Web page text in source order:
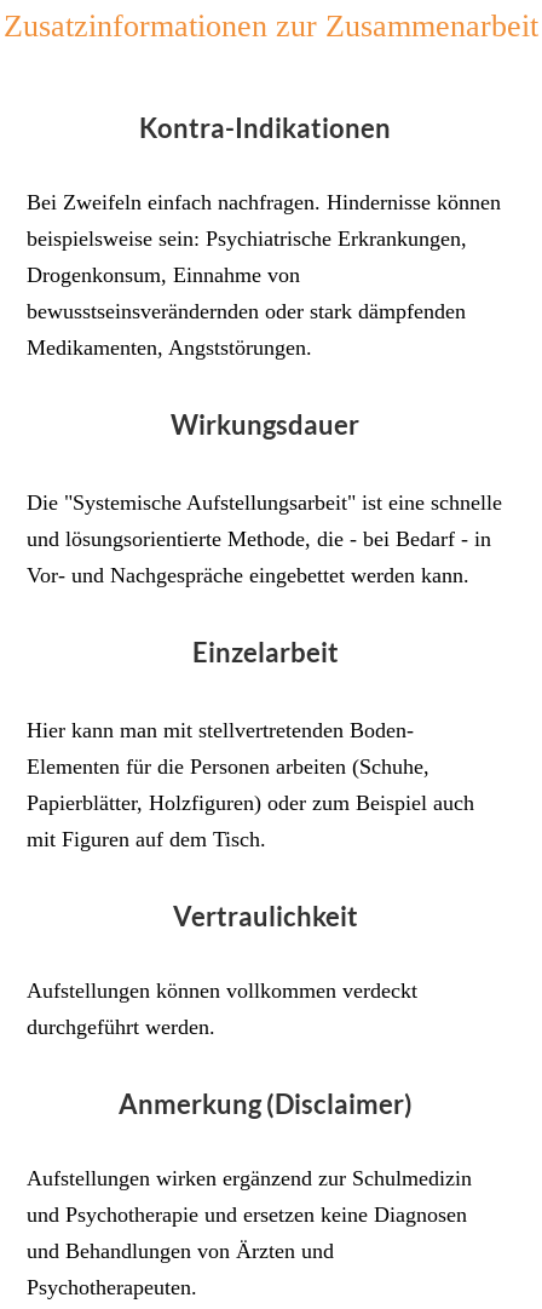
Zusatzinformationen zur Zusammenarbeit
Kontra-Indikationen
Bei Zweifeln einfach nachfragen. Hindernisse können
beispielsweise sein: Psychiatrische Erkrankungen,
Drogenkonsum, Einnahme von
bewusstseinsverändernden oder stark dämpfenden
Medikamenten, Angststörungen.
Wirkungsdauer
Die "Systemische Aufstellungsarbeit" ist eine schnelle
und lösungsorientierte Methode, die - bei Bedarf - in
Vor- und Nachgespräche eingebettet werden kann.
Einzelarbeit
Hier kann man mit stellvertretenden Boden-
Elementen für die Personen arbeiten (Schuhe,
Papierblätter, Holzfiguren) oder zum Beispiel auch
mit Figuren auf dem Tisch.
Vertraulichkeit
Aufstellungen können vollkommen verdeckt
durchgeführt werden.
Anmerkung (Disclaimer)
Aufstellungen wirken ergänzend zur Schulmedizin
und Psychotherapie und ersetzen keine Diagnosen
und Behandlungen von Ärzten und
Psychotherapeuten.